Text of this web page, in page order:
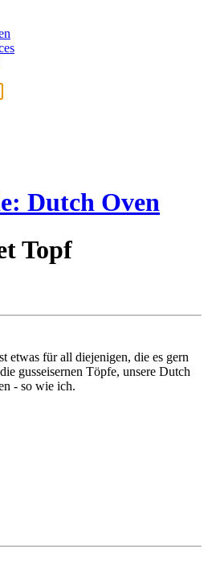
Dutch Oven
Topf
etwas für all diejenigen, die es gern
gusseisernen Töpfe, unsere Dutch
- so wie ich.